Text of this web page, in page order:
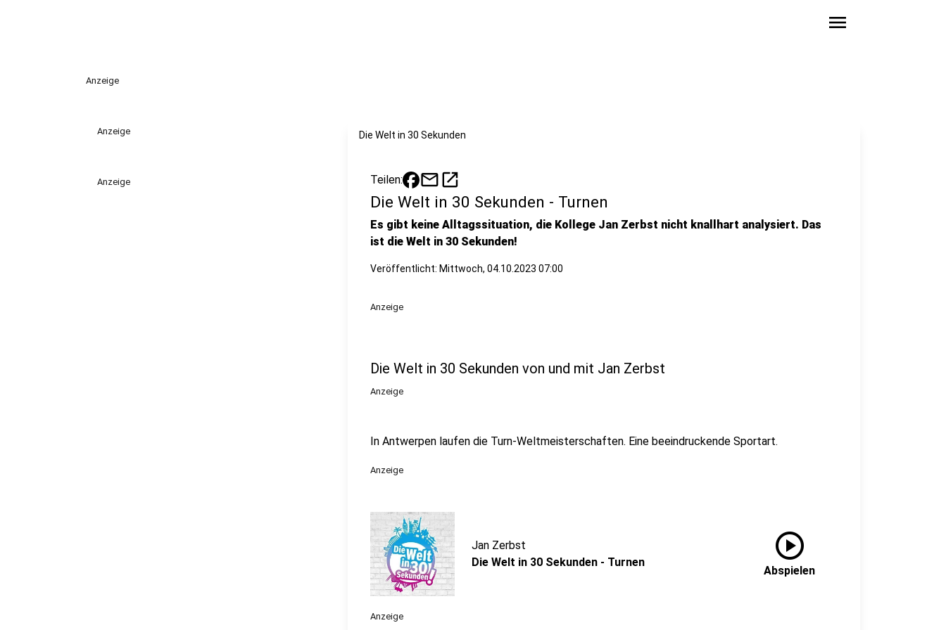
menu
Anzeige
Anzeige
Anzeige
Die Welt in 30 Sekunden
Teilen: mailopen_in_new
Die Welt in 30 Sekunden - Turnen
Es gibt keine Alltagssituation, die Kollege Jan Zerbst nicht knallhart analysiert. Das
ist die Welt in 30 Sekunden!
Veröffentlicht: Mittwoch, 04.10.2023 07:00
Anzeige
Die Welt in 30 Sekunden von und mit Jan Zerbst
Anzeige
In Antwerpen laufen die Turn-Weltmeisterschaften. Eine beeindruckende Sportart.
Anzeige
Jan Zerbst
Die Welt in 30 Sekunden - Turnen
play_circle
Abspielen
Anzeige